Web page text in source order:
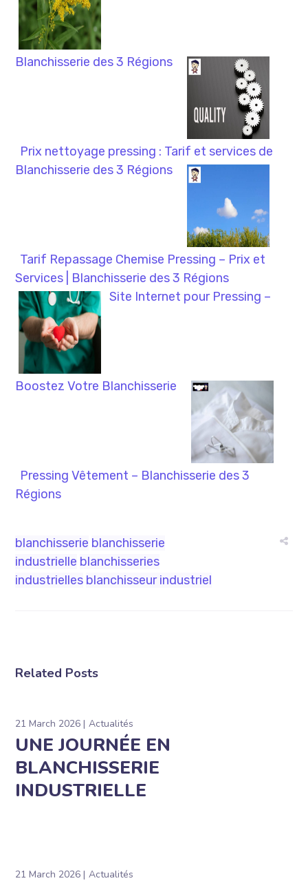
Blanchisserie des 3 Régions
Prix nettoyage pressing : Tarif et services de
Blanchisserie des 3 Régions
Tarif Repassage Chemise Pressing – Prix et
Services | Blanchisserie des 3 Régions
Site Internet pour Pressing –
Boostez Votre Blanchisserie
Pressing Vêtement – Blanchisserie des 3
Régions
blanchisserie blanchisserie
industrielle blanchisseries
industrielles blanchisseur industriel
Related Posts
21 March 2026 Actualités
UNE JOURNÉE EN
BLANCHISSERIE
INDUSTRIELLE
21 March 2026 Actualités